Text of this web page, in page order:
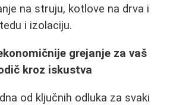
na struju, kotlove na drva i
i izolaciju.
grejanje za vaš
kroz iskustva
od ključnih odluka za svaki